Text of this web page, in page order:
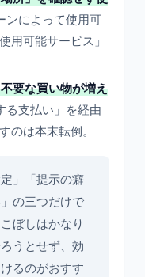
ンによって使用可
用可能サービス」
要な買い物が増え
る支払い」を経由
のは本末転倒。
」「提示の癖
の三つだけで
ぼしはかなり
うとせず、効
るのがおすす